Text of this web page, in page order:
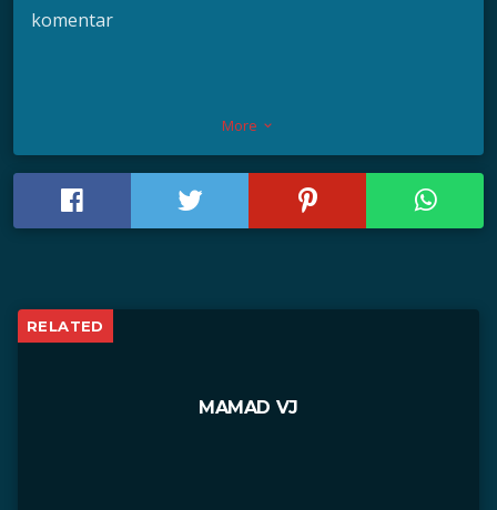
komentar
More keyboard_arrow_down
RELATED
MAMAD VJ